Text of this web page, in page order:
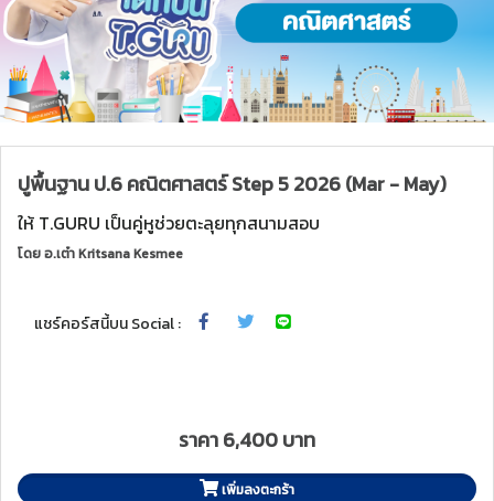
ปูพื้นฐาน ป.6 คณิตศาสตร์ Step 5 2026 (Mar - May)
ให้ T.GURU เป็นคู่หูช่วยตะลุยทุกสนามสอบ
โดยอ.เต๋า Kritsana Kesmee
แชร์คอร์สนี้บน Social :
ราคา 6,400 บาท
เพิ่มลงตะกร้า